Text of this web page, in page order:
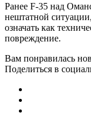
Ранее F-35 над
нештатной
означать как
повреждение.
Вам понравилась
Поделиться в